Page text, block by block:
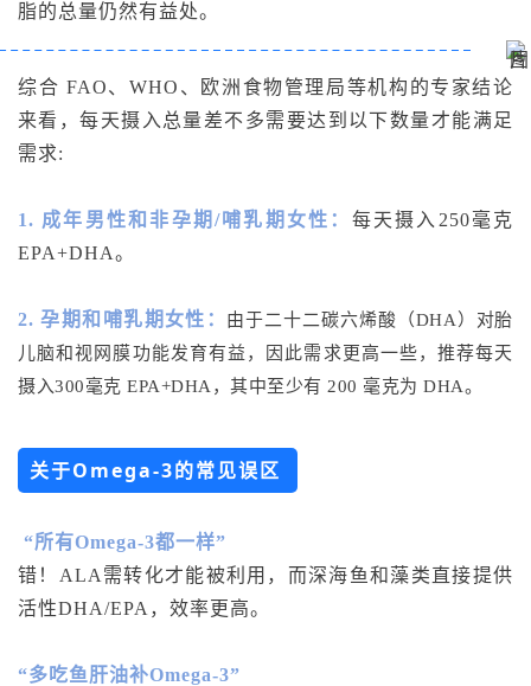
脂的总量仍然有益处。
综合 FAO、WHO、欧洲食物管理局等机构的专家结论
来看，每天摄入总量差不多需要达到以下数量才能满足
需求:
1. 成年男性和非孕期/哺乳期女性： 每天摄入250毫克
EPA+DHA。
2. 孕期和哺乳期女性： 由于二十二碳六烯酸（DHA）对胎
儿脑和视网膜功能发育有益，因此需求更高一些，推荐每天
摄入300毫克 EPA+DHA，其中至少有 200 毫克为 DHA。
关于Omega-3的常见误区
“所有Omega-3都一样”
错！ALA需转化才能被利用，而深海鱼和藻类直接提供
活性DHA/EPA，效率更高。
“多吃鱼肝油补Omega-3”